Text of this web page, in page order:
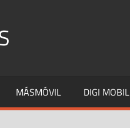
MÁSMÓVIL DIGI MOBIL